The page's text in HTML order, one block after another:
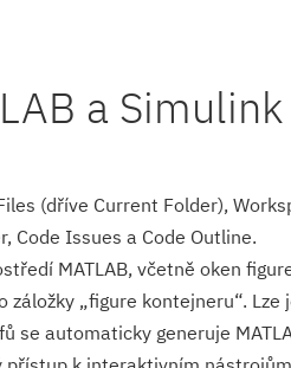
a Simulink
(dříve Current Folder),
Code Issues a Code Outline.
MATLAB, včetně oken
„figure kontejneru“.
automaticky generuje